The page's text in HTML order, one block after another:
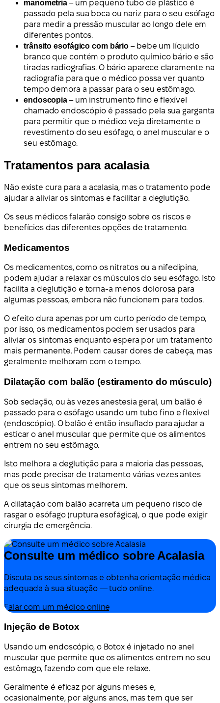
manometria – um pequeno tubo de plástico é
passado pela sua boca ou nariz para o seu esófago
para medir a pressão muscular ao longo dele em
diferentes pontos.
trânsito esofágico com bário – bebe um líquido
branco que contém o produto químico bário e são
tiradas radiografias. O bário aparece claramente na
radiografia para que o médico possa ver quanto
tempo demora a passar para o seu estômago.
endoscopia – um instrumento fino e flexível
chamado endoscópio é passado pela sua garganta
para permitir que o médico veja diretamente o
revestimento do seu esófago, o anel muscular e o
seu estômago.
Tratamentos para acalasia
Não existe cura para a acalasia, mas o tratamento pode
ajudar a aliviar os sintomas e facilitar a deglutição.
Os seus médicos falarão consigo sobre os riscos e
benefícios das diferentes opções de tratamento.
Medicamentos
Os medicamentos, como os nitratos ou a nifedipina,
podem ajudar a relaxar os músculos do seu esófago. Isto
facilita a deglutição e torna-a menos dolorosa para
algumas pessoas, embora não funcionem para todos.
O efeito dura apenas por um curto período de tempo,
por isso, os medicamentos podem ser usados para
aliviar os sintomas enquanto espera por um tratamento
mais permanente. Podem causar dores de cabeça, mas
geralmente melhoram com o tempo.
Dilatação com balão (estiramento do músculo)
Sob sedação, ou às vezes anestesia geral, um balão é
passado para o esófago usando um tubo fino e flexível
(endoscópio). O balão é então insuflado para ajudar a
esticar o anel muscular que permite que os alimentos
entrem no seu estômago.
Isto melhora a deglutição para a maioria das pessoas,
mas pode precisar de tratamento várias vezes antes
que os seus sintomas melhorem.
A dilatação com balão acarreta um pequeno risco de
rasgar o esófago (ruptura esofágica), o que pode exigir
cirurgia de emergência.
Consulte um médico sobre Acalasia
Discuta os seus sintomas e obtenha orientação médica
adequada à sua situação — tudo online.
Falar com um médico online
Injeção de Botox
Usando um endoscópio, o Botox é injetado no anel
muscular que permite que os alimentos entrem no seu
estômago, fazendo com que ele relaxe.
Geralmente é eficaz por alguns meses e,
ocasionalmente, por alguns anos, mas tem que ser